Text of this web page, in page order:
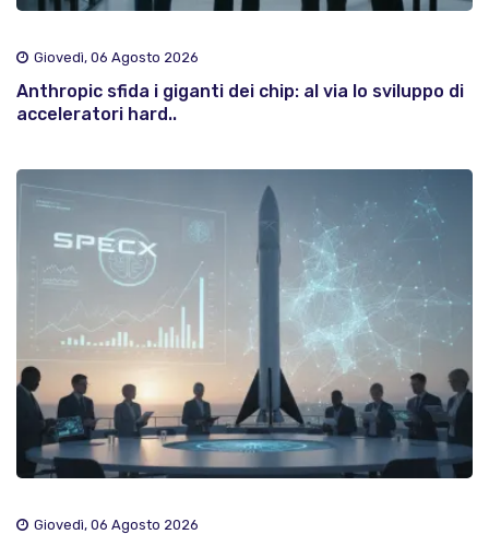
Giovedì, 06 Agosto 2026
Anthropic sfida i giganti dei chip: al via lo sviluppo di
acceleratori hard..
Giovedì, 06 Agosto 2026